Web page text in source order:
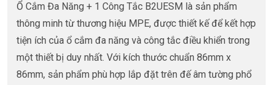
Ổ Cắm Đa Năng + 1 Công Tắc B2UESM là sản phẩm
thông minh từ thương hiệu MPE, được thiết kế để kết hợp
tiện ích của ổ cắm đa năng và công tắc điều khiển trong
một thiết bị duy nhất. Với kích thước chuẩn 86mm x
86mm, sản phẩm phù hợp lắp đặt trên đế âm tường phổ